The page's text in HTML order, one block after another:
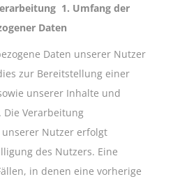
1. Umfang der
Daten
Daten unserer Nutzer
zur Bereitstellung einer
unserer Inhalte und
Verarbeitung
Nutzer erfolgt
des Nutzers. Eine
in denen eine vorherige